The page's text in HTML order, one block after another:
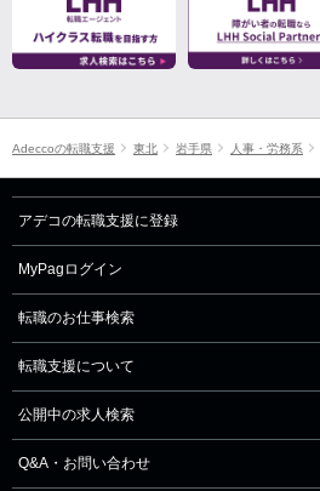
Adeccoの転職支援 東北 岩手県 人事・労務系
アデコの転職支援に登録
MyPagログイン
転職のお仕事検索
転職支援について
公開中の求人検索
Q&A・お問い合わせ